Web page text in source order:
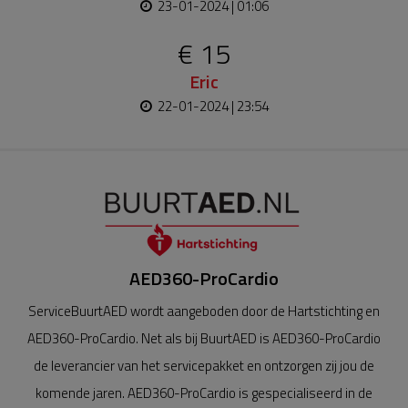
23-01-2024 | 01:06
€ 15
Eric
22-01-2024 | 23:54
AED360-ProCardio
ServiceBuurtAED wordt aangeboden door de Hartstichting en
AED360-ProCardio. Net als bij BuurtAED is AED360-ProCardio
de leverancier van het servicepakket en ontzorgen zij jou de
komende jaren. AED360-ProCardio is gespecialiseerd in de